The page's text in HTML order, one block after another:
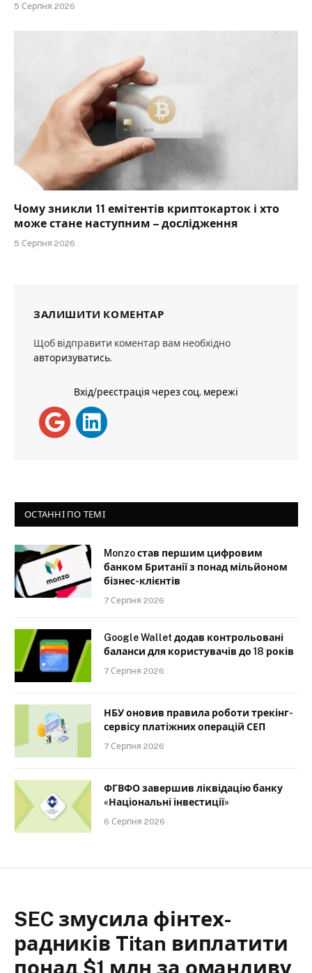
5 Серпня 2026
Чому зникли 11 емітентів криптокарток і хто
може стане наступним – дослідження
5 Серпня 2026
ЗАЛИШИТИ КОМЕНТАР
Щоб відправити коментар вам необхідно
авторизуватись.
Вхід/реєстрація через соц. мережі
ОСТАННІ ПО ТЕМІ
Monzo став першим цифровим
банком Британії з понад мільйоном
бізнес-клієнтів
7 Серпня 2026
Google Wallet додав контрольовані
баланси для користувачів до 18 років
7 Серпня 2026
НБУ оновив правила роботи трекінг-
сервісу платіжних операцій СЕП
7 Серпня 2026
ФГВФО завершив ліквідацію банку
«Національні інвестиції»
6 Серпня 2026
SEC змусила фінтех-
радників Titan виплатити
понад $1 млн за оманливу